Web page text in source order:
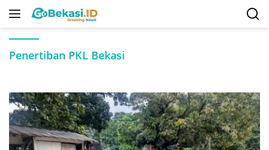
Langsung
Penertiban PKL Bekasi